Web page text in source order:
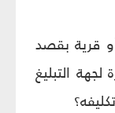
قرية بقصد
التبليغ